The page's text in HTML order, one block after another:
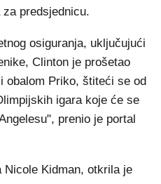
predsjednicu.
osiguranja, uključujući
Clinton je prošetao
obalom Priko, štiteći se od
igara koje će se
prenio je portal
Kidman, otkrila je